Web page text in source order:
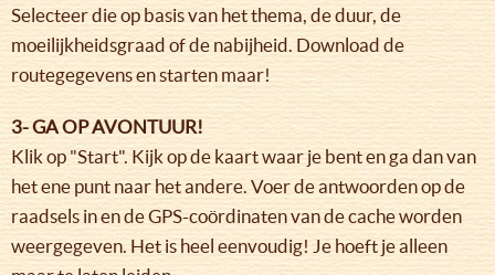
Selecteer die op basis van het thema, de duur, de
moeilijkheidsgraad of de nabijheid. Download de
routegegevens en starten maar!
3- GA OP AVONTUUR!
Klik op "Start". Kijk op de kaart waar je bent en ga dan van
het ene punt naar het andere. Voer de antwoorden op de
raadsels in en de GPS-coördinaten van de cache worden
weergegeven. Het is heel eenvoudig! Je hoeft je alleen